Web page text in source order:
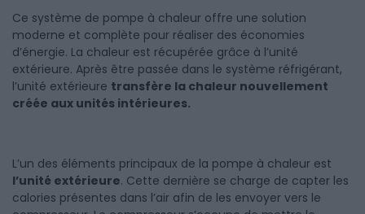
Ce système de pompe à chaleur offre une solution
moderne et complète pour réaliser des économies
d’énergie. La chaleur est récupérée grâce à l’unité
extérieure. Après être passée dans le système réfrigérant,
l’unité extérieure transfère la chaleur nouvellement
créée aux unités intérieures.
L’un des éléments principaux de la pompe à chaleur est
l’unité extérieure. Cette dernière se charge de capter les
calories présentes dans l’air afin de les envoyer vers le